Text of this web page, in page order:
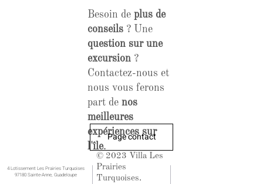
Besoin de plus de
conseils? Une
question sur une
excursion?
Contactez-nous et
nous vous ferons
part de nos
meilleures
expériences sur
l'île.
Page contact
​4 Lotissement Les Prairies Turquoises
97180 Sainte-Anne, Guadeloupe
© 2023 Villa Les
Prairies
Turquoises.